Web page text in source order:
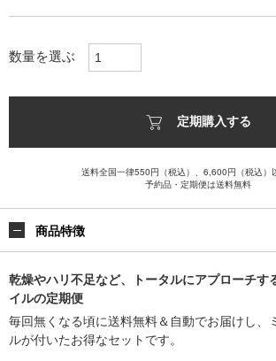
数量を選ぶ
定期購入する
送料全国一律550円（税込）、6,600円（税込）
予約品・定期便は送料無料
商品特徴
乾燥やハリ不足など、トータルにアプローチす
イルの定期便
毎回無くなる頃に送料無料＆自動でお届けし、
ルが付いたお得なセットです。